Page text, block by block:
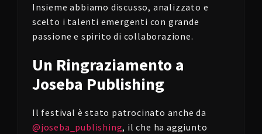
Insieme abbiamo discusso, analizzato e
scelto i talenti emergenti con grande
passione e spirito di collaborazione.
Un Ringraziamento a
Joseba Publishing
Il festival è stato patrocinato anche da
@joseba_publishing, il che ha aggiunto